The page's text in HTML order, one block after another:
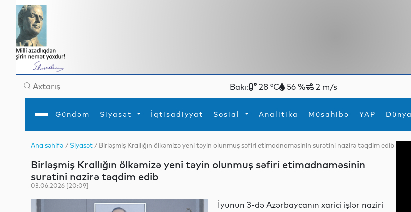
Bakı: 28 °C 56 % 2 m/s
Gündəm Siyasət İqtisadiyyat Sosial Analitika Müsahibə YAP Dünya
Gündəm
İqtisadiyyat
YAP
Analitika
Mədəniyyət
Müsahibə
MEDİA
Xarici siyasət
Daxili siyasət
Turizm
Diaspor
İdman Yeni texnologiyalar
Ana səhifə /Siyasət / Birləşmiş Krallığın ölkəmizə yeni təyin olunmuş səfiri etimadnaməsinin surətini nazirə təqdim edib
Birləşmiş Krallığın ölkəmizə yeni təyin olunmuş səfiri etimadnaməsinin
surətini nazirə təqdim edib
03.06.2026 [20:09]
İyunun 3-də Azərbaycanın xarici işlər naziri